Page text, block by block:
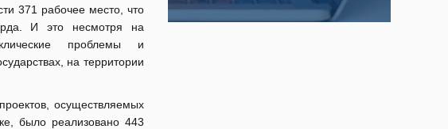
371 рабочее место, что
И это несмотря на
проблемы и
на территории
осуществляемых
было реализовано 443